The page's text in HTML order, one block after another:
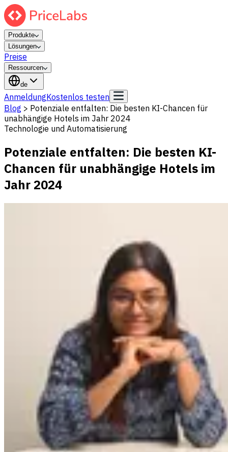
Produkte
Lösungen
Preise
Ressourcen
de
AnmeldungKostenlos testen
Blog > Potenziale entfalten: Die besten KI-Chancen für
unabhängige Hotels im Jahr 2024
Technologie und Automatisierung
Potenziale entfalten: Die besten KI-
Chancen für unabhängige Hotels im
Jahr 2024